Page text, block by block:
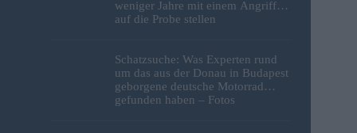
weniger Jahre mit einem Angriff
auf die Probe stellen
Schatzsuche: Was Experten rund
um das aus der Donau in Budapest
geborgene deutsche Motorrad
gefunden haben – Fotos